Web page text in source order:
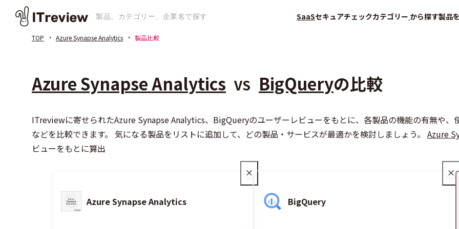
SaaSセキュアチェックカテゴリー から探す製品
TOP Azure Synapse Analytics 製品比較
Azure Synapse Analytics VS BigQueryの比較
ITreviewに寄せられたAzure Synapse Analytics、BigQueryのユーザーレビューをもとに、各製品の機能の有無や
などを比較できます。 気になる製品をリストに追加して、どの製品・サービスが最適かを検討しましょう。 Azure
ビューをもとに算出
Azure Synapse Analytics BigQuery
会員登録（無料）